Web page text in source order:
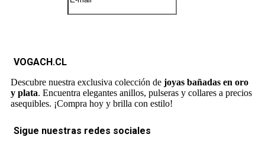
VOGACH.CL
Descubre nuestra exclusiva colección de joyas bañadas en oro
y plata. Encuentra elegantes anillos, pulseras y collares a precios
asequibles. ¡Compra hoy y brilla con estilo!
Sigue nuestras redes sociales